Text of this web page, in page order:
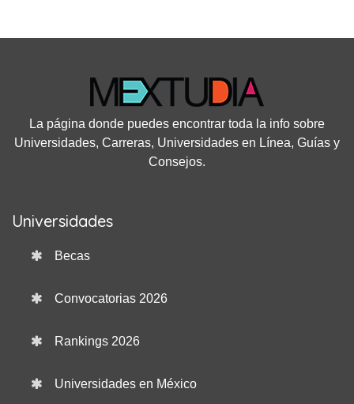
La página donde puedes encontrar toda la info sobre
Universidades, Carreras, Universidades en Línea, Guías y
Consejos.
Universidades
Becas
Convocatorias 2026
Rankings 2026
Universidades en México